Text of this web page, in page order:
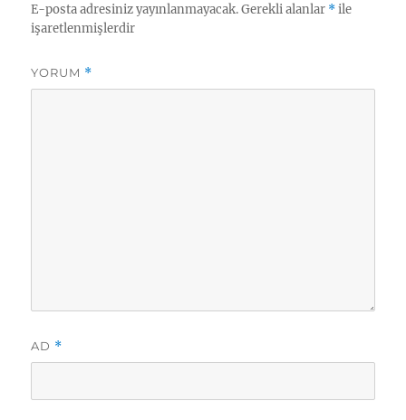
E-posta adresiniz yayınlanmayacak. Gerekli alanlar *ile
işaretlenmişlerdir
YORUM *
AD *